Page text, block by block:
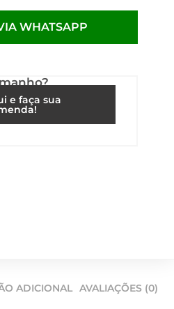
WHATSAPP
e faça sua
ADICIONAL AVALIAÇÕES (0)